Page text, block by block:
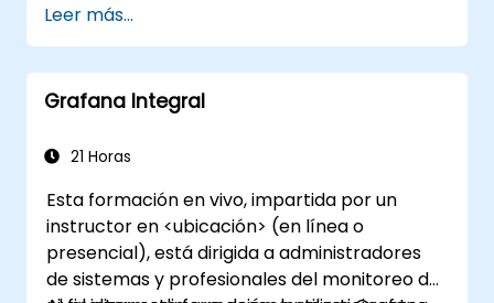
visualización de datos.
Utilizar el Lenguaje de Consulta de
Grafana (Grafana Query Language) para
consultas complejas.
escalar Grafana, optimizar el rendimiento
Leer más...
Grafana Integral
21 Horas
Esta formación en vivo, impartida por un
instructor en <ubicación> (en línea o
presencial), está dirigida a administradores
de sistemas y profesionales del monitoreo de